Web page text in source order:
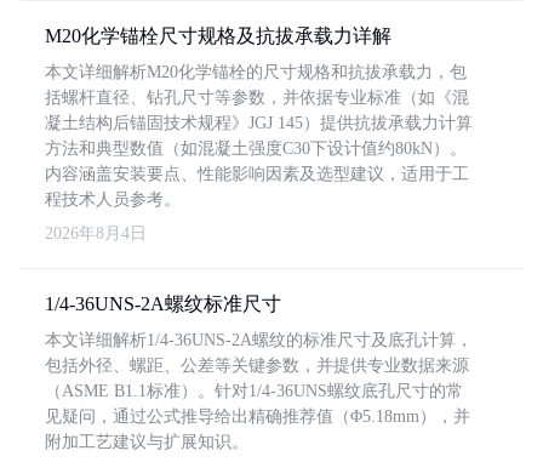
M20化学锚栓尺寸规格及抗拔承载力详解
本文详细解析M20化学锚栓的尺寸规格和抗拔承载力，包
括螺杆直径、钻孔尺寸等参数，并依据专业标准（如《混
凝土结构后锚固技术规程》JGJ 145）提供抗拔承载力计算
方法和典型数值（如混凝土强度C30下设计值约80kN）。
内容涵盖安装要点、性能影响因素及选型建议，适用于工
程技术人员参考。
2026年8月4日
1/4-36UNS-2A螺纹标准尺寸
本文详细解析1/4-36UNS-2A螺纹的标准尺寸及底孔计算，
包括外径、螺距、公差等关键参数，并提供专业数据来源
（ASME B1.1标准）。针对1/4-36UNS螺纹底孔尺寸的常
见疑问，通过公式推导给出精确推荐值（Φ5.18mm），并
附加工艺建议与扩展知识。